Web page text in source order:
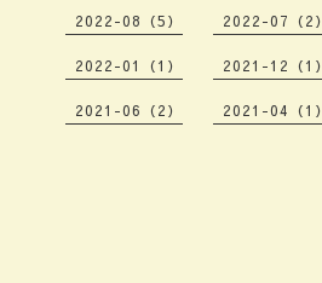
2022-08（5） 2022-07（2）
2022-01（1） 2021-12（1）
2021-06（2） 2021-04（1）